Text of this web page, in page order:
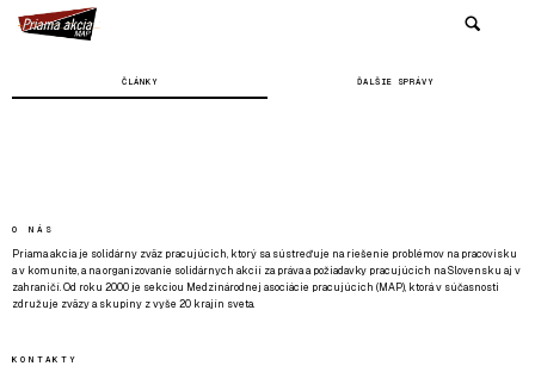
ČLÁNKY ĎALŠIE SPRÁVY
O NÁS
Priama akcia je solidárny zväz pracujúcich, ktorý sa sústreďuje na riešenie problémov na pracovisku
a v komunite, a na organizovanie solidárnych akcií za práva a požiadavky pracujúcich na Slovensku aj v
zahraničí. Od roku 2000 je sekciou Medzinárodnej asociácie pracujúcich (MAP), ktorá v súčasnosti
združuje zväzy a skupiny z vyše 20 krajín sveta.
KONTAKTY